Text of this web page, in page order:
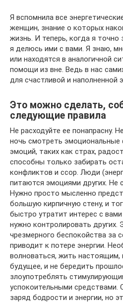
Я вспомнила все
женщин, знание о которых
жизнь. И теперь, когда я
я делюсь ими с вами. Я знаю,
или находятся в аналогичной
помощи из вне. Ведь в нас
для счастливой и наполненной
Это можно сделать,
следующие правила
Не расходуйте ее понапрасну.
ночь смотреть эмоциональные
эмоций, таких как страх,
способны только забирать
конфликтов и ссор. Люди
питаются эмоциями других. Не
Нужно просто мысленно
большую кирпичную стену, и
быстро утратит интерес с
нужно контролировать других.
чрезмерного беспокойства за
приводит к потере энергии.
волноваться, жить настоящим,
будущее, и не бередить
злоупотреблять
успокоительными средствами.
заряд бодрости и энергии, но